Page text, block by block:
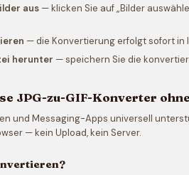
aus — klicken Sie auf „Bilder
— die Konvertierung erfolgt sofort in
herunter — speichern Sie die
JPG-zu-GIF-Konverter
und Messaging-Apps universell
— kein Upload, kein Server.